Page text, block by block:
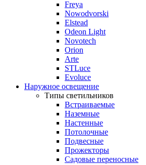
Freya
Nowodvorski
Elstead
Odeon Light
Novotech
Orion
Arte
STLuce
Evoluce
Наружное освещение
Типы светильников
Встраиваемые
Наземные
Настенные
Потолочные
Подвесные
Прожекторы
Садовые переносные